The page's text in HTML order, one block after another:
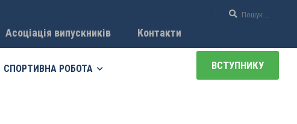
Асоціація випускників Контакти
СПОРТИВНА РОБОТА ВСТУПНИКУ